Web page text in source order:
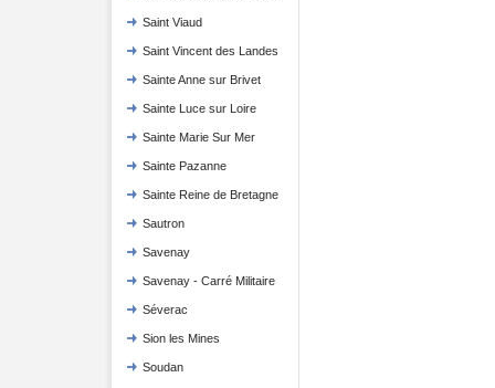
Saint Viaud
Saint Vincent des Landes
Sainte Anne sur Brivet
Sainte Luce sur Loire
Sainte Marie Sur Mer
Sainte Pazanne
Sainte Reine de Bretagne
Sautron
Savenay
Savenay - Carré Militaire
Séverac
Sion les Mines
Soudan